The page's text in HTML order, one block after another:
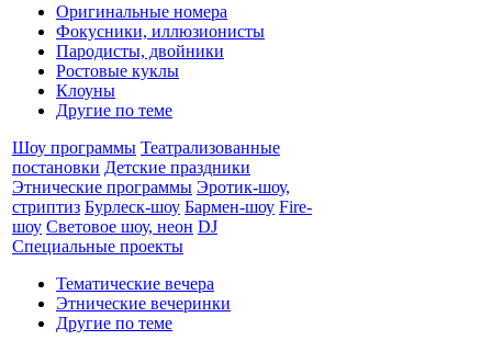
Оригинальные номера
Фокусники, иллюзионисты
Пародисты, двойники
Ростовые куклы
Клоуны
Другие по теме
Шоу программы Театрализованные
постановки Детские праздники
Этнические программы Эротик-шоу,
стриптиз Бурлеск-шоу Бармен-шоу Fire-
шоу Световое шоу, неон DJ
Специальные проекты
Тематические вечера
Этнические вечеринки
Другие по теме